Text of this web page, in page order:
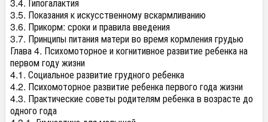
3.5. Показания к искусственному вскармливанию
3.6. Прикорм: сроки и правила введения
3.7. Принципы питания матери во время кормления грудью
Глава 4. Психомоторное и когнитивное развитие ребенка на
первом году жизни
4.1. Социальное развитие грудного ребенка
4.2. Психомоторное развитие ребенка первого года жизни
4.3. Практические советы родителям ребенка в возрасте до
одного года